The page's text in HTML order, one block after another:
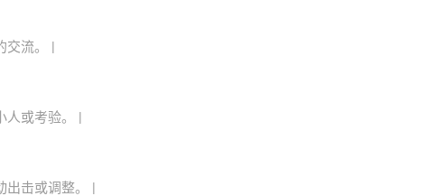
交流。 |
人或考验。 |
出击或调整。 |